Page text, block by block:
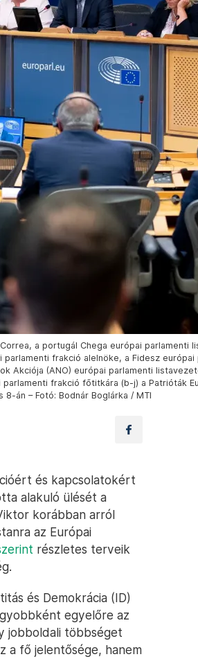
a portugál Chega európai parlamenti
frakció alelnöke, a Fidesz
Akciója (ANO) európai parlamenti
frakció főtitkára (b-j) a Patrióták
án – Fotó: Bodnár Boglárka / MTI
és kapcsolatokért
alakuló ülését a
korábban arról
az Európai
részletes terveik
és Demokrácia (ID)
egyelőre az
jobboldali többséget
a fő jelentősége, hanem